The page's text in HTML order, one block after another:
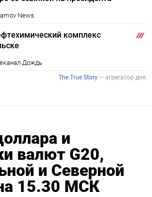
и
валют G20,
и Северной
15.30 МСК